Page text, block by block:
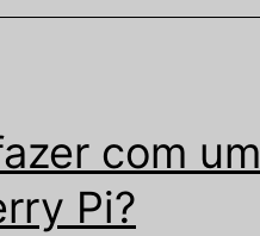
com um
Pi?